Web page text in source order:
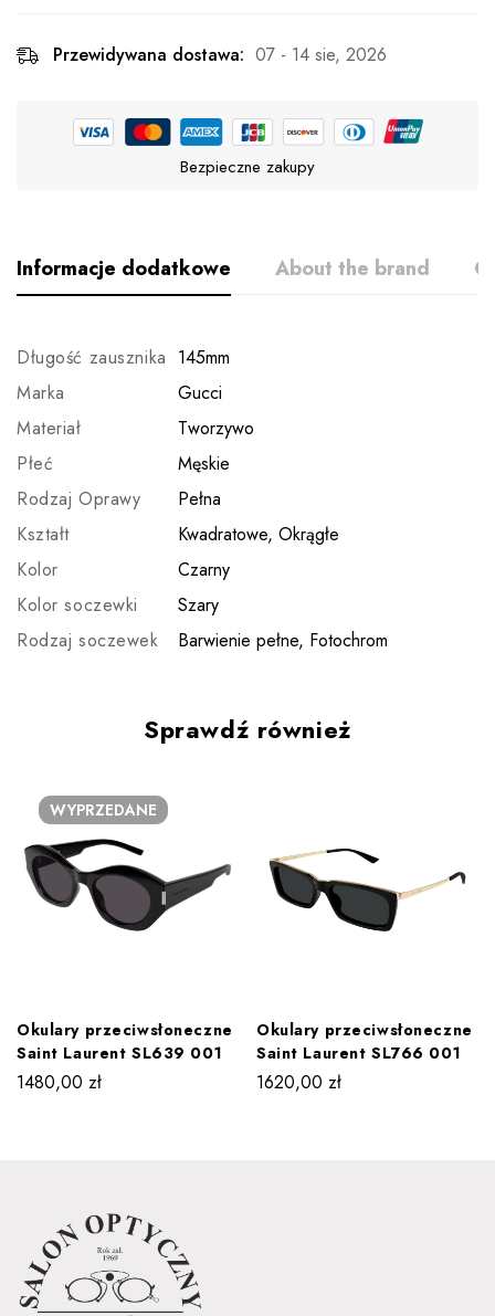
Przewidywana dostawa: 07 - 14 sie, 2026
Bezpieczne zakupy
Informacje dodatkowe About the brand
Długość zausznika 145mm
Marka
Gucci
Materiał
Tworzywo
Płeć
Męskie
Rodzaj Oprawy
Pełna
Kształt
Kwadratowe, Okrągłe
Kolor
Czarny
Kolor soczewki
Szary
Rodzaj soczewek
Barwienie pełne, Fotochrom
Sprawdź również
WYPRZEDANE
Okulary przeciwsłoneczne
Saint Laurent SL639 001
1480,00 zł
Okulary przeciwsłoneczne
Saint Laurent SL766 001
1620,00 zł